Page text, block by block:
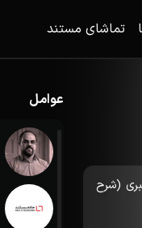
تماشای مستند
(شرح
عوامل